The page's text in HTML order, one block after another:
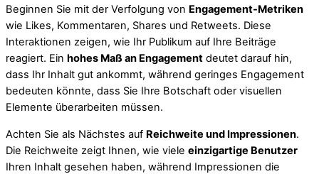
Beginnen Sie mit der Verfolgung von Engagement-Metriken
wie Likes, Kommentaren, Shares und Retweets. Diese
Interaktionen zeigen, wie Ihr Publikum auf Ihre Beiträge
reagiert. Ein hohes Maß an Engagement deutet darauf hin,
dass Ihr Inhalt gut ankommt, während geringes Engagement
bedeuten könnte, dass Sie Ihre Botschaft oder visuellen
Elemente überarbeiten müssen.
Achten Sie als Nächstes auf Reichweite und Impressionen.
Die Reichweite zeigt Ihnen, wie viele einzigartige Benutzer
Ihren Inhalt gesehen haben, während Impressionen die